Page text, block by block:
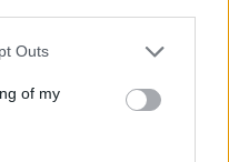
one or more Google
You may click to
its third-party tags to
in below Google
Outs
of my